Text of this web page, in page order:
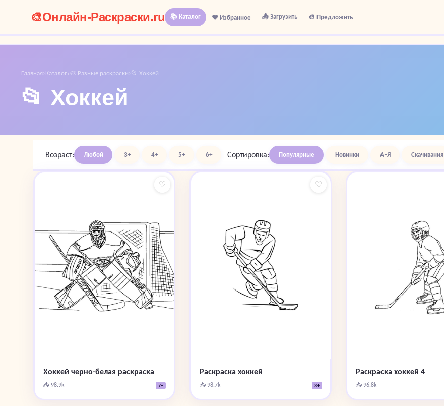
🎨Онлайн-Раскраски.ru 📚 Каталог ❤️ Избранное 📤 Загрузить 🎨 Предложить
Главная›Каталог›🎨 Разные раскраски›📂 Хоккей
📂 Хоккей
Возраст: Любой 3+ 4+ 5+ 6+ Сортировка: Популярные Новинки А–Я Скачивания
♡
Хоккей черно-белая раскраска
📥 98.9k 7+
♡
Раскраска хоккей
📥 98.7k 3+
Раскраска хоккей 4
📥 96.8k